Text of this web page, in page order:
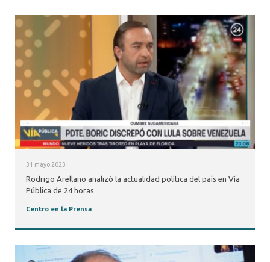
31 mayo 2023
Rodrigo Arellano analizó la actualidad política del país en Vía
Pública de 24 horas
Centro en la Prensa